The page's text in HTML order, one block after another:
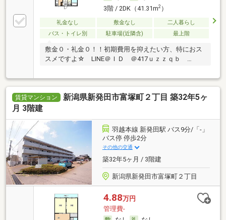
3階 / 2DK（41.31m2）
礼金なし 敷金なし
二人暮らし
バス・トイレ別
駐車場(近隣含) 最上階
敷金０・礼金０！！初期費用を抑えたい方、特におス
スメですよ☆ LINE＠ＩＤ ＠417ｕｚｚｑｂ …
賃貸マンション
新潟県新発田市富塚町２丁目 築32年5ヶ
月 3階建
羽越本線 新発田駅 バス9分/「-」
バス停 停歩2分
その他の交通
築32年5ヶ月 / 3階建
新潟県新発田市富塚町２丁目
4.88万円
管理費-